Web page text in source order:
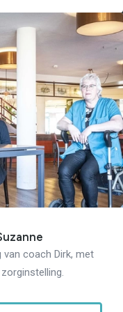
coach Dirk, met